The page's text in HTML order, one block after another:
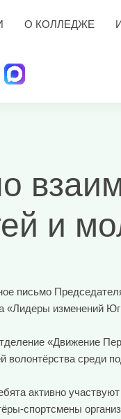
О КОЛЛЕДЖЕ
и
письмо
«Лидеры изменений
«Движение
волонтёрства среди
активно
спортсмены